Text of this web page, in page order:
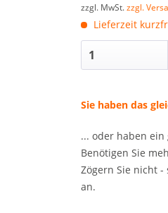
zzgl. MwSt.zzgl.
Lieferzeit
Sie haben das
... oder haben ein
Benötigen Sie
Zögern Sie nicht -
an.